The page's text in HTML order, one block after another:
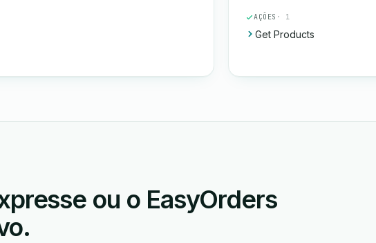
AÇÕES · 1
Get Products
ou o EasyOrders